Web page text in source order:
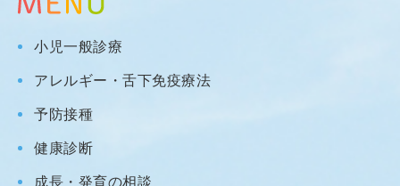
小児一般診療
アレルギー・舌下免疫療法
予防接種
健康診断
成長・発育の相談